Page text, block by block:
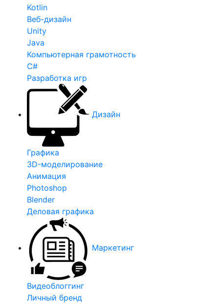
Kotlin
Веб-дизайн
Unity
Java
Компьютерная грамотность
C#
Разработка игр
Дизайн
Графика
3D-моделирование
Анимация
Photoshop
Blender
Деловая графика
Маркетинг
Видеоблоггинг
Личный бренд